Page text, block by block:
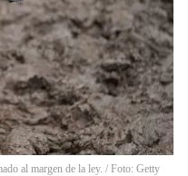
al margen de la ley. / Foto: Getty